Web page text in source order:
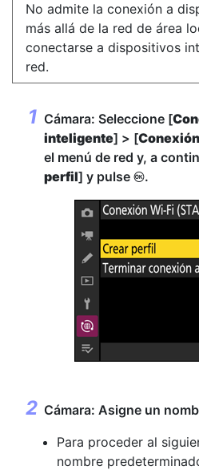
No admite la conexión a
más allá de la red de área
conectarse a dispositivos
red.
Cámara: Seleccione [
inteligente] > [
el menú de red y, a
perfil] y pulse J.
Cámara: Asigne un
Para proceder al
nombre